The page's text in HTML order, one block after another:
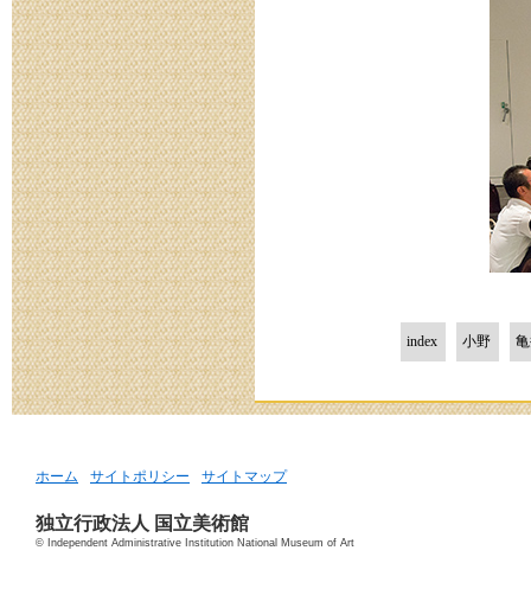
index 小野
ホーム サイトポリシー サイトマップ
独立行政法人 国立美術館
© Independent Administrative Institution National Museum of Art